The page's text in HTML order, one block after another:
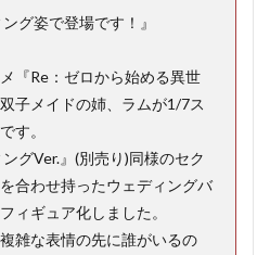
ング姿で登場です！』
『Re：ゼロから始める異世
子メイドの姉、ラムが1/7ス
す。
ングVer.』(別売り)同様のセク
合わせ持ったウェディングバ
ィギュア化しました。
雑な表情の先に誰がいるの